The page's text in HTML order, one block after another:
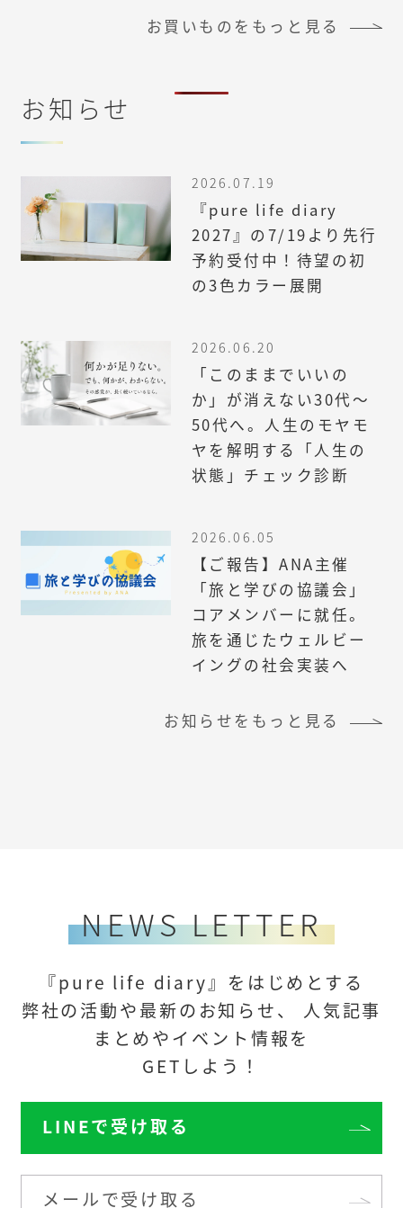
お買いものをもっと見る
お知らせ
2026.07.19
『pure life diary
2027』の7/19より先行
予約受付中！待望の初
の3色カラー展開
2026.06.20
「このままでいいの
か」が消えない30代〜
50代へ。人生のモヤモ
ヤを解明する「人生の
状態」チェック診断
2026.06.05
【ご報告】ANA主催
「旅と学びの協議会」
コアメンバーに就任。
旅を通じたウェルビー
イングの社会実装へ
お知らせをもっと見る
NEWS LETTER
『pure life diary』をはじめとする
弊社の活動や最新のお知らせ、
人気記事
まとめやイベント情報を
GETしよう！
LINEで受け取る
メールで受け取る